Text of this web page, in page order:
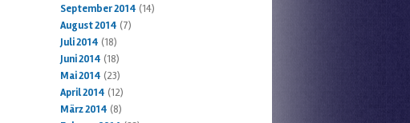
September 2014 (14)
August 2014 (7)
Juli 2014 (18)
Juni 2014 (18)
Mai 2014 (23)
April 2014 (12)
März 2014 (8)